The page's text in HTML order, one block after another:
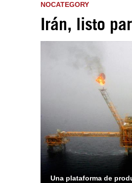
NOCATEGORY
Irán, listo
Una plataforma de